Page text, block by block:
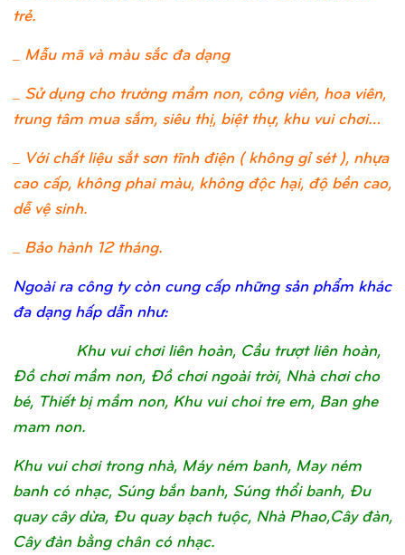
trẻ.
_ Mẫu mã và màu sắc đa dạng
_ Sử dụng cho trường mầm non, công viên, hoa viên,
trung tâm mua sắm, siêu thị, biệt thự, khu vui chơi…
_ Với chất liệu sắt sơn tĩnh điện ( không gỉ sét ), nhựa
cao cấp, không phai màu, không độc hại, độ bền cao,
dễ vệ sinh.
_ Bảo hành 12 tháng.
Ngoài ra công ty còn cung cấp những sản phẩm khác
đa dạng hấp dẫn như:
Khu vui chơi liên hoàn, Cầu trượt liên hoàn,
Đồ chơi mầm non, Đồ chơi ngoài trời, Nhà chơi cho
bé, Thiết bị mầm non, Khu vui choi tre em, Ban ghe
mam non.
Khu vui chơi trong nhà, Máy ném banh, May ném
banh có nhạc, Súng bắn banh, Súng thổi banh, Đu
quay cây dừa, Đu quay bạch tuộc, Nhà Phao,Cây đàn,
Cây đàn bằng chân có nhạc.